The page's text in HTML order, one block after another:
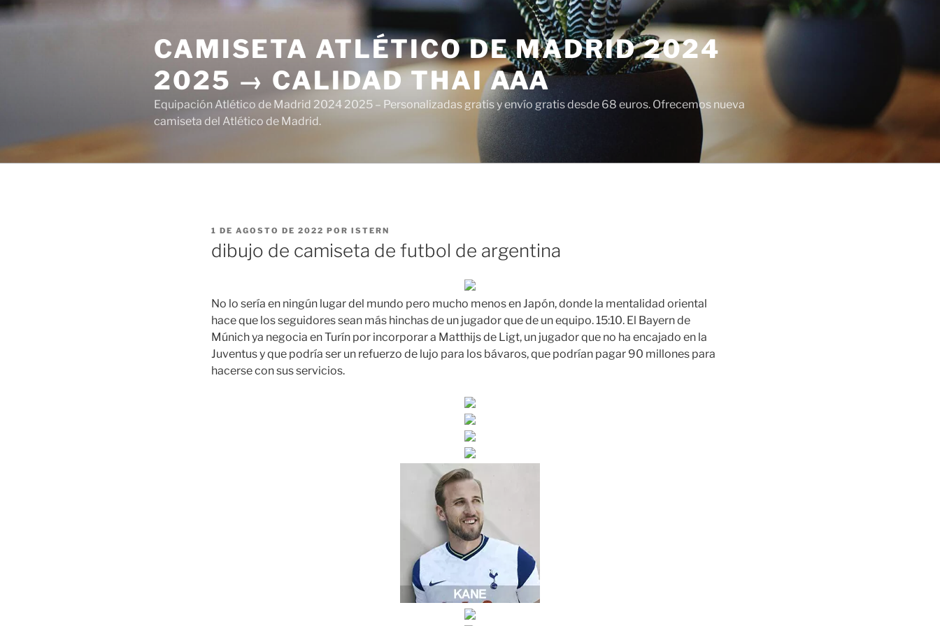
Saltar
al
CAMISETA ATLÉTICO DE MADRID 2024
2025 → CALIDAD THAI AAA
Equipación Atlético de Madrid 2024 2025 – Personalizadas gratis y envío gratis desde 68 euros. Ofrecemos nueva
camiseta del Atlético de Madrid.
PUBLICADO
EL
1 DE AGOSTO DE 2022 POR ISTERN
dibujo de camiseta de futbol de argentina
No lo sería en ningún lugar del mundo pero mucho menos en Japón, donde la mentalidad oriental
hace que los seguidores sean más hinchas de un jugador que de un equipo. 15:10. El Bayern de
Múnich ya negocia en Turín por incorporar a Matthijs de Ligt, un jugador que no ha encajado en la
Juventus y que podría ser un refuerzo de lujo para los bávaros, que podrían pagar 90 millones para
hacerse con sus servicios.